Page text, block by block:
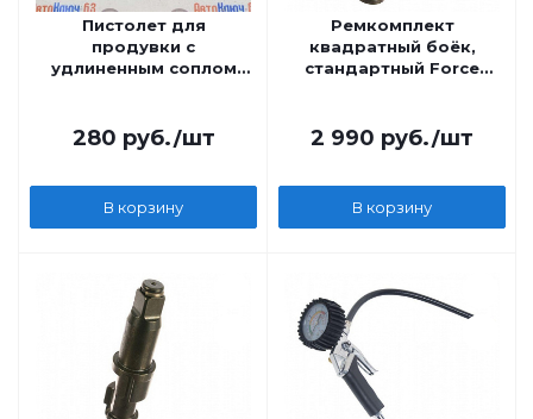
Пистолет для
продувки с
удлиненным соплом
280 руб./шт
В корзину
Ремкомплект
квадратный боёк,
стандартный Force
2 990 руб./шт
В корзину